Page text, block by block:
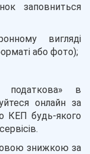
заповниться
вигляді
або фото);
податкова» в
онлайн за
КЕП будь-якого
знижкою за